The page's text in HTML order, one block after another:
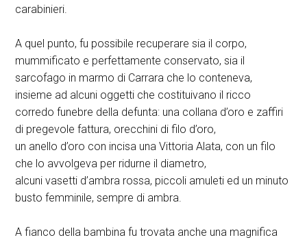
carabinieri.
A quel punto, fu possibile recuperare sia il corpo,
mummificato e perfettamente conservato, sia il
sarcofago in marmo di Carrara che lo conteneva,
insieme ad alcuni oggetti che costituivano il ricco
corredo funebre della defunta: una collana d’oro e zaffiri
di pregevole fattura, orecchini di filo d’oro,
un anello d’oro con incisa una Vittoria Alata, con un filo
che lo avvolgeva per ridurne il diametro,
alcuni vasetti d’ambra rossa, piccoli amuleti ed un minuto
busto femminile, sempre di ambra.
A fianco della bambina fu trovata anche una magnifica